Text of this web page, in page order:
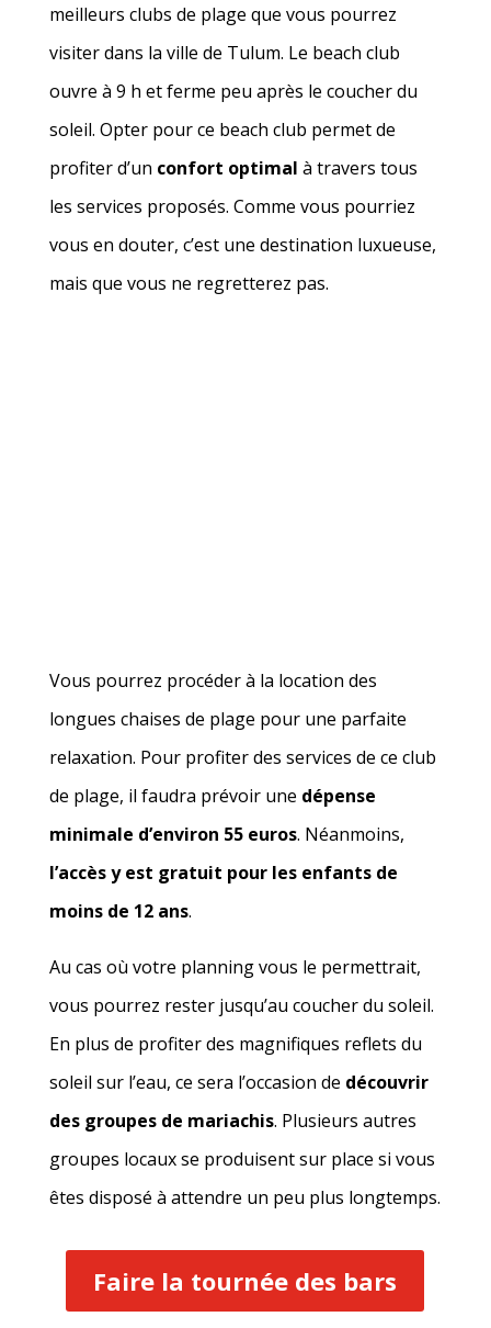
meilleurs clubs de plage que vous pourrez
visiter dans la ville de Tulum. Le beach club
ouvre à 9 h et ferme peu après le coucher du
soleil. Opter pour ce beach club permet de
profiter d’un confort optimal à travers tous
les services proposés. Comme vous pourriez
vous en douter, c’est une destination luxueuse,
mais que vous ne regretterez pas.
Vous pourrez procéder à la location des
longues chaises de plage pour une parfaite
relaxation. Pour profiter des services de ce club
de plage, il faudra prévoir une dépense
minimale d’environ 55 euros. Néanmoins,
l’accès y est gratuit pour les enfants de
moins de 12 ans.
Au cas où votre planning vous le permettrait,
vous pourrez rester jusqu’au coucher du soleil.
En plus de profiter des magnifiques reflets du
soleil sur l’eau, ce sera l’occasion de découvrir
des groupes de mariachis. Plusieurs autres
groupes locaux se produisent sur place si vous
êtes disposé à attendre un peu plus longtemps.
Faire la tournée des bars